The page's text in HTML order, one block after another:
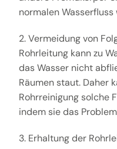
normalen
2. Vermeidung von
Rohrleitung kann zu
das Wasser nicht
Räumen staut. Daher
Rohrreinigung solche
indem sie das
3. Erhaltung der